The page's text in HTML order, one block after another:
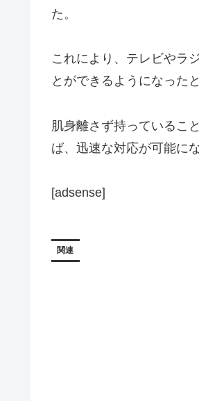
た。
これにより、テレビやラ
とができるようになった
肌身離さず持っているこ
ば、迅速な対応が可能に
[adsense]
関連